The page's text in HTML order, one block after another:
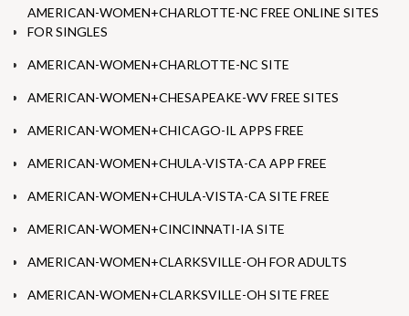
AMERICAN-WOMEN+CHARLOTTE-NC FREE ONLINE SITES
FOR SINGLES
AMERICAN-WOMEN+CHARLOTTE-NC SITE
AMERICAN-WOMEN+CHESAPEAKE-WV FREE SITES
AMERICAN-WOMEN+CHICAGO-IL APPS FREE
AMERICAN-WOMEN+CHULA-VISTA-CA APP FREE
AMERICAN-WOMEN+CHULA-VISTA-CA SITE FREE
AMERICAN-WOMEN+CINCINNATI-IA SITE
AMERICAN-WOMEN+CLARKSVILLE-OH FOR ADULTS
AMERICAN-WOMEN+CLARKSVILLE-OH SITE FREE